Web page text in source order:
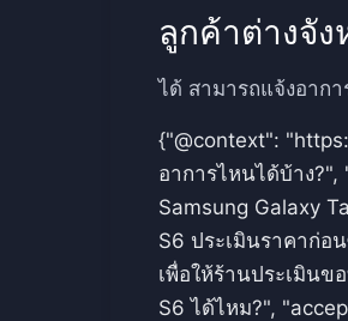
ลูกค้าต่างจัง
ได้ สามารถแจ้งอาก
{"@context":
อาการไหนได้บ้าง
Samsung Galaxy
S6 ประเมินราคาก่อ
เพื่อให้ร้านประเมินข
S6 ได้ไหม?",